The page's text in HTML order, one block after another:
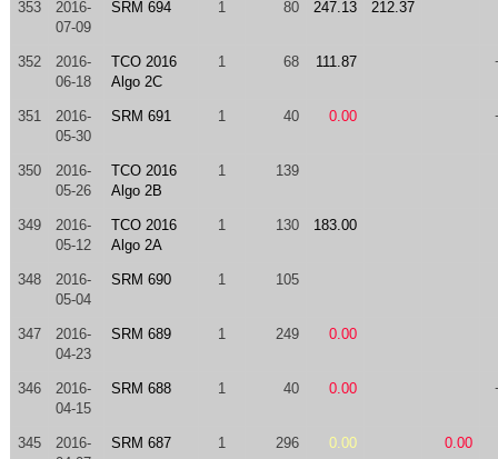
353
2016-
07-09
SRM 694 1 80 247.13 212.37
352
2016-
06-18
TCO 2016
Algo 2C
1 68 111.87
351
2016-
05-30
SRM 691 1 40 0.00
350
2016-
05-26
TCO 2016
Algo 2B
1 139
349
2016-
05-12
TCO 2016
Algo 2A
1 130 183.00
348
2016-
05-04
SRM 690 1 105
347
2016-
04-23
SRM 689 1 249 0.00
346
2016-
04-15
SRM 688 1 40 0.00
345
2016-
SRM 687 1 296 0.00 0.00